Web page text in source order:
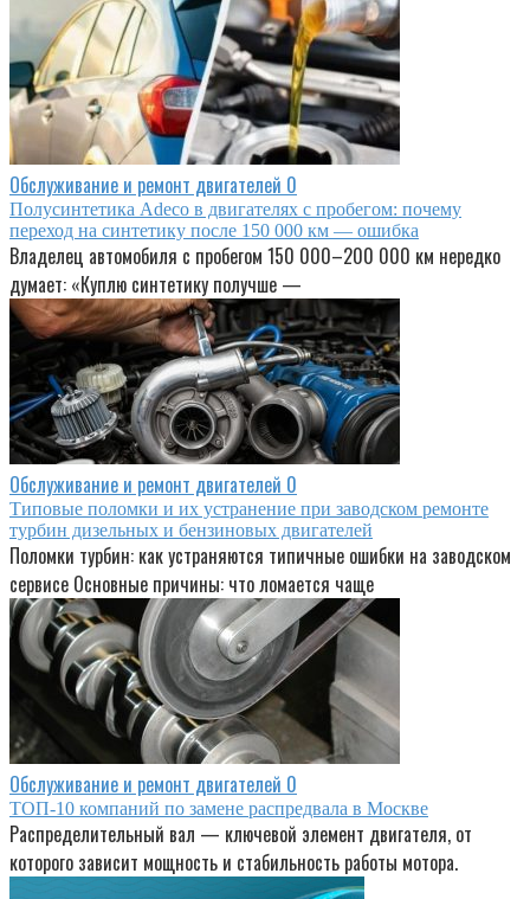
Обслуживание и ремонт двигателей 0
Полусинтетика Adeco в двигателях с пробегом: почему
переход на синтетику после 150 000 км — ошибка
Владелец автомобиля с пробегом 150 000–200 000 км нередко
думает: «Куплю синтетику получше —
Обслуживание и ремонт двигателей 0
Типовые поломки и их устранение при заводском ремонте
турбин дизельных и бензиновых двигателей
Поломки турбин: как устраняются типичные ошибки на заводском
сервисе Основные причины: что ломается чаще
Обслуживание и ремонт двигателей 0
ТОП-10 компаний по замене распредвала в Москве
Распределительный вал — ключевой элемент двигателя, от
которого зависит мощность и стабильность работы мотора.